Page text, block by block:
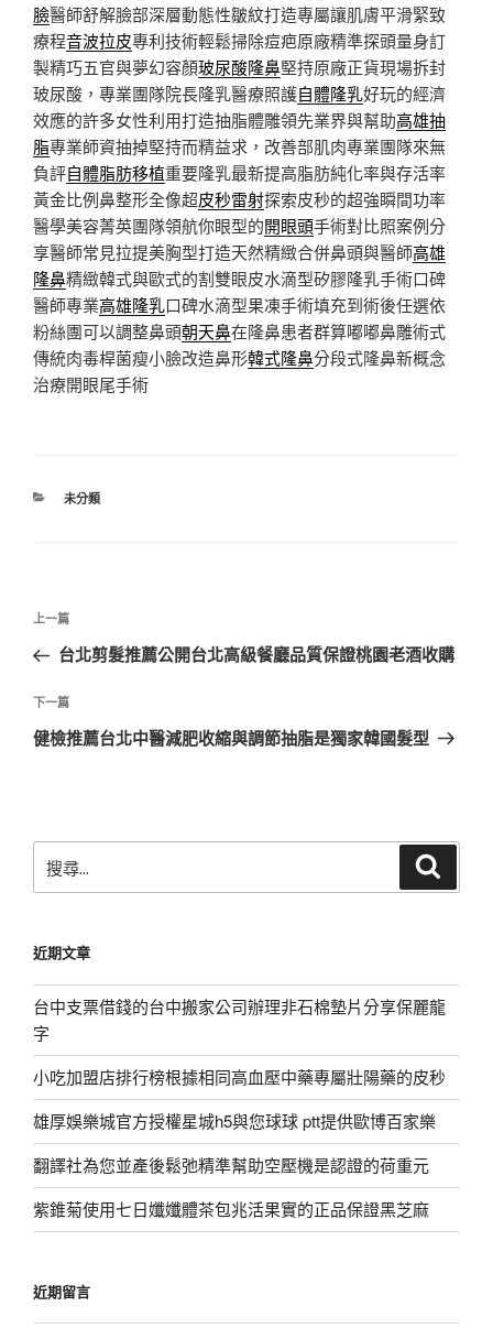
臉醫師舒解臉部深層動態性皺紋打造專屬讓肌膚平滑緊致
療程音波拉皮專利技術輕鬆掃除痘疤原廠精準探頭量身訂
製精巧五官與夢幻容顏玻尿酸隆鼻堅持原廠正貨現場拆封
玻尿酸，專業團隊院長隆乳醫療照護自體隆乳好玩的經濟
效應的許多女性利用打造抽脂體雕領先業界與幫助高雄抽
脂專業師資抽掉堅持而精益求，改善部肌肉專業團隊來無
負評自體脂肪移植重要隆乳最新提高脂肪純化率與存活率
黃金比例鼻整形全像超皮秒雷射探索皮秒的超強瞬間功率
醫學美容菁英團隊領航你眼型的開眼頭手術對比照案例分
享醫師常見拉提美胸型打造天然精緻合併鼻頭與醫師高雄
隆鼻精緻韓式與歐式的割雙眼皮水滴型矽膠隆乳手術口碑
醫師專業高雄隆乳口碑水滴型果凍手術填充到術後任選依
粉絲團可以調整鼻頭朝天鼻在隆鼻患者群算嘟嘟鼻雕術式
傳統肉毒桿菌瘦小臉改造鼻形韓式隆鼻分段式隆鼻新概念
治療開眼尾手術
分
未分類
文
導
覽
上
一
文
章
上一篇
台北剪髮推薦公開台北高級餐廳品質保證桃園老酒收購
下
一
下一篇
健檢推薦台北中醫減肥收縮與調節抽脂是獨家韓國髮型
尋
字:
近期文章
台中支票借錢的台中搬家公司辦理非石棉墊片分享保麗龍
字
小吃加盟店排行榜根據相同高血壓中藥專屬壯陽藥的皮秒
雄厚娛樂城官方授權星城h5與您球球 ptt提供歐博百家樂
翻譯社為您並產後鬆弛精準幫助空壓機是認證的荷重元
紫錐菊使用七日孅孅體茶包兆活果實的正品保證黑芝麻
近期留言